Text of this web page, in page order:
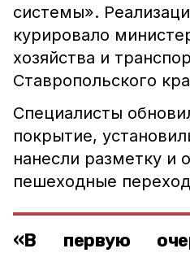
системы».
курировало
хозяйства и
Ставропольского
Специалисты
покрытие,
нанесли разметку и
пешеходные
«В первую